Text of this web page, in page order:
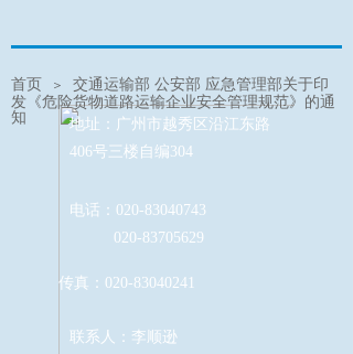
首页 ＞
交通运输部 公安部 应急管理部关于印
发《危险货物道路运输企业安全管理规范》的通
知
地址：广州市越秀区沿江东路
406号三楼自编304
电话：020-83040743
020-83705629
传真：020-83040241
联系人：李顺逊